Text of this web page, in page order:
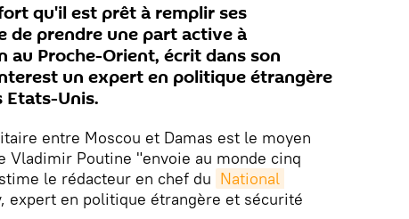
qu'il est prêt à remplir ses
de prendre une part active à
Proche-Orient, écrit dans son
un expert en politique étrangère
Etats-Unis.
entre Moscou et Damas est le moyen
Vladimir Poutine "envoie au monde cinq
le rédacteur en chef du National
expert en politique étrangère et sécurité